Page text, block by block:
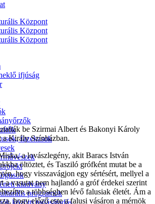
ifjúság
fazekasok
kiadvány
programok
közötti tudásátadás
be Szirmai Albert és Bakonyi Károly
a Király Színházban.
a lovászlegény, akit Baracs István
öltöztet, és Tasziló grófként mutat be a
hogy visszavágjon egy sértésért, mellyel a
a vasutat nem hajlandó a gróf érdekei szerint
a többségben lévő falusiak életét. Ám a
hogy előző este a falusi vásáron a mérnök